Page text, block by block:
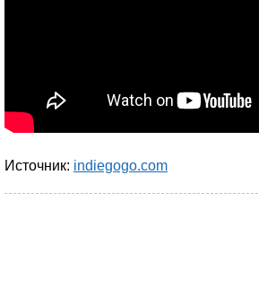
Источник: indiegogo.com